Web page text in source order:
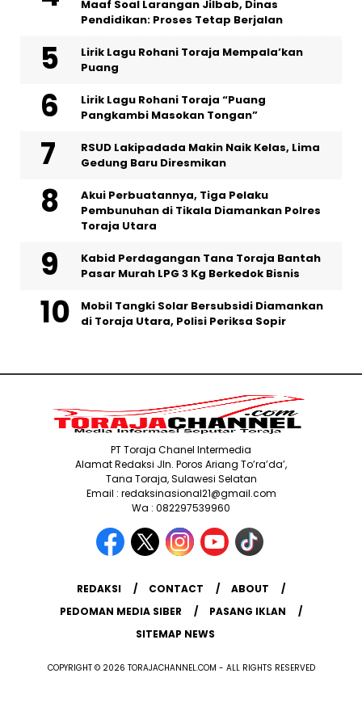
Maaf Soal Larangan Jilbab, Dinas
Pendidikan: Proses Tetap Berjalan
Lirik Lagu Rohani Toraja Mempala’kan
Puang
Lirik Lagu Rohani Toraja “Puang
Pangkambi Masokan Tongan”
RSUD Lakipadada Makin Naik Kelas, Lima
Gedung Baru Diresmikan
Akui Perbuatannya, Tiga Pelaku
Pembunuhan di Tikala Diamankan Polres
Toraja Utara
Kabid Perdagangan Tana Toraja Bantah
Pasar Murah LPG 3 Kg Berkedok Bisnis
Mobil Tangki Solar Bersubsidi Diamankan
di Toraja Utara, Polisi Periksa Sopir
PT Toraja Chanel Intermedia
Alamat Redaksi Jln. Poros Ariang To’ra’da’,
Tana Toraja, Sulawesi Selatan
Email : redaksinasional21@gmail.com
Wa : 082297539960
REDAKSI CONTACT
ABOUT
PEDOMAN MEDIA SIBER
PASANG IKLAN
SITEMAP NEWS
COPYRIGHT © 2026 TORAJACHANNEL.COM - ALL RIGHTS RESERVED